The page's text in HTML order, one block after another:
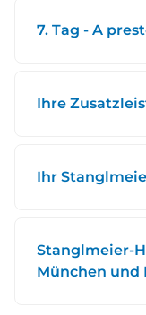
7. Tag - A
Ihre
Ihr
Stanglmeier-
München und